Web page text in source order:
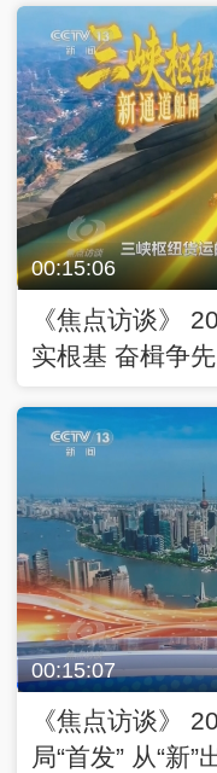
00:15:06
《焦点访谈》
实根基 奋楫争先
00:15:07
《焦点访谈》
局“首发” 从“新”